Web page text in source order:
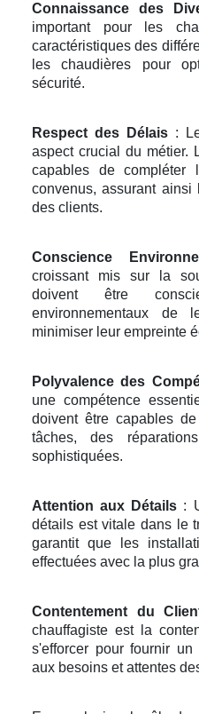
Connaissance des
important pour les
caractéristiques des
les chaudières pour
sécurité.
Respect des Délais: Le
aspect crucial du métier.
capables de
convenus, assurant
des clients.
Conscience
croissant mis sur la
doivent être
environnementaux
minimiser leur empreinte
Polyvalence des
une compétence
doivent être capables
tâches, des
sophistiquées.
Attention aux Détails :
détails est vitale dans le
garantit que les
effectuées avec la plus
Contentement du
chauffagiste est la
s'efforcer pour fournir
aux besoins et attentes